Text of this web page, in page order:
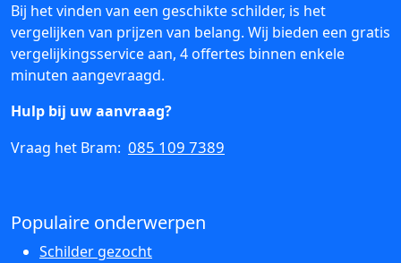
Bij het vinden van een geschikte schilder, is het
vergelijken van prijzen van belang. Wij bieden een gratis
vergelijkingsservice aan, 4 offertes binnen enkele
minuten aangevraagd.
Hulp bij uw aanvraag?
Vraag het Bram: 085 109 7389
Populaire onderwerpen
Schilder gezocht